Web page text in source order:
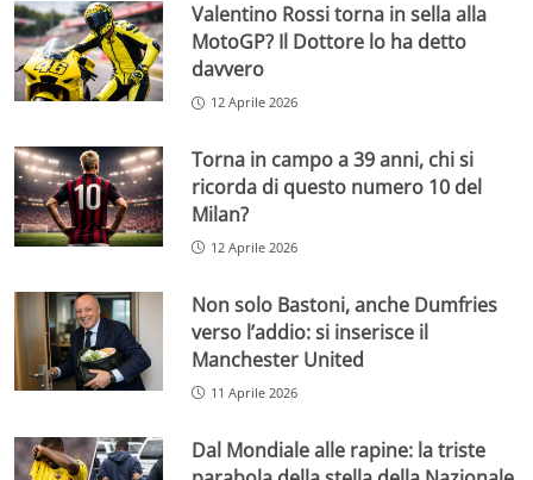
Valentino Rossi torna in sella alla
MotoGP? Il Dottore lo ha detto
davvero
12 Aprile 2026
Torna in campo a 39 anni, chi si
ricorda di questo numero 10 del
Milan?
12 Aprile 2026
Non solo Bastoni, anche Dumfries
verso l’addio: si inserisce il
Manchester United
11 Aprile 2026
Dal Mondiale alle rapine: la triste